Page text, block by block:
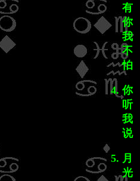
有
你
我
不
怕
你
听
我
说
月
光